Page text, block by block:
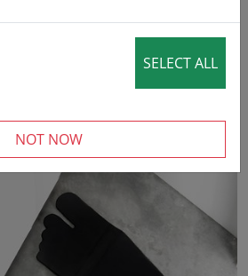
SELECT ALL
NOT NOW